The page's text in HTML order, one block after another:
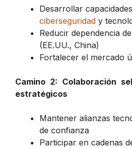
Desarrollar
ciberseguridad y
Reducir dependencia
(EE.UU., China)
Fortalecer el mercado
Camino 2: Colaboración
estratégicos
Mantener alianzas
de confianza
Participar en cadenas